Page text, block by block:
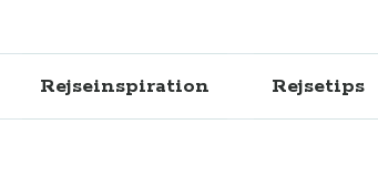
Rejseinspiration Rejsetips